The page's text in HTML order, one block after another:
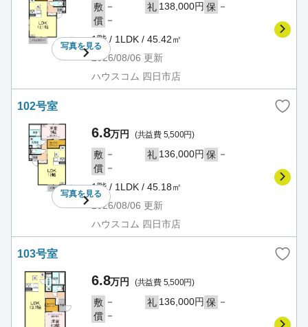
写真を見る
敷 － 礼 138,000円 保 －
償 －
1階 / 1LDK / 45.42㎡
2026/08/06 更新
ハウスコム 四日市店
102号室
写真を見る
6.8万円 (共益費 5,500円)
敷 － 礼 136,000円 保 －
償 －
1階 / 1LDK / 45.18㎡
2026/08/06 更新
ハウスコム 四日市店
103号室
6.8万円 (共益費 5,500円)
敷 － 礼 136,000円 保 －
償 －